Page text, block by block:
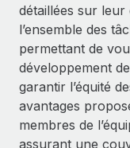
Remote
Gardez un temps
matière de
Gestion des
Achetez et
dans le monde
Comment
ses effectifs de
Weaviate en bref
source et AI-first.
En savoir plus
BLOG
Paie multipays
EOR et PEO
Gestion des
détaillées sur
l’ensemble des
permettant de
développement
garantir l’équité
avantages
membres de
assurant une